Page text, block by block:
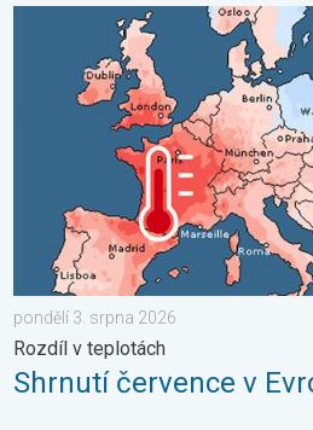
Shrnutí července v Evropě. Rozdíl
pondělí 3. srpna 2026
Rozdíl v teplotách
Shrnutí července v